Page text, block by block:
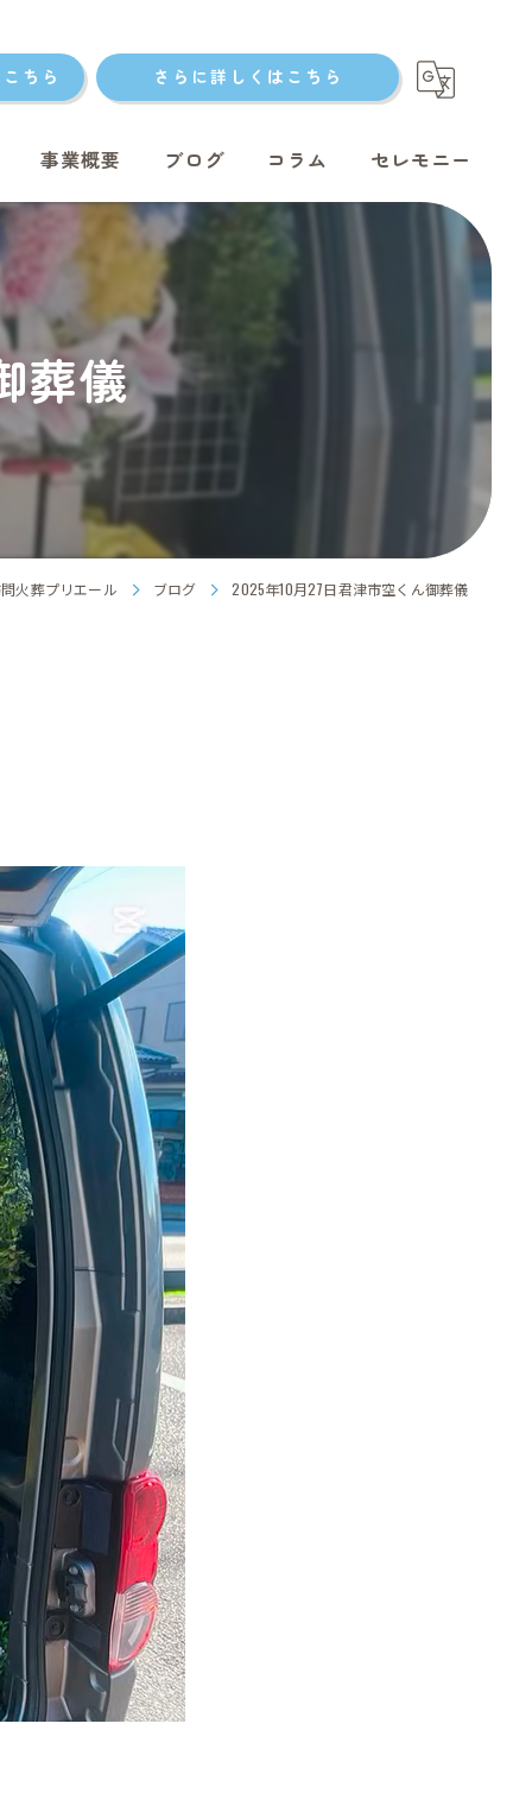
ちら さらに詳しくはこちら
葬
葬
火葬
事業概要 ブログ コラム セレモニー
葬儀
火葬プリエール ブログ 2025年10月27日君津市空くん御葬儀